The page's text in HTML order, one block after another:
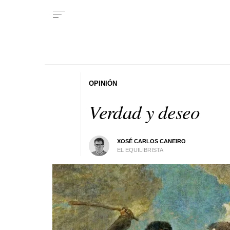
Verdad y deseo
XOSÉ CARLOS CANEIRO
EL EQUILIBRISTA
OPINIÓN